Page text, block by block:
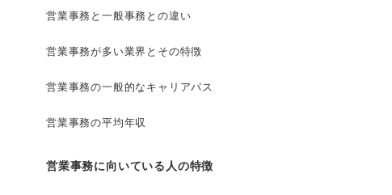
営業事務と一般事務との違い
営業事務が多い業界とその特徴
営業事務の一般的なキャリアパス
営業事務の平均年収
営業事務に向いている人の特徴